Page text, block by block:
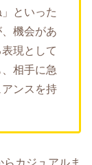
といった
機会があ
現として
相手に急
ンスを持